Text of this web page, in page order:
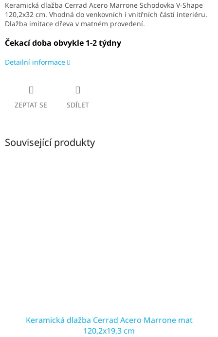
Keramická dlažba Cerrad Acero Marrone Schodovka V-Shape
120,2x32 cm. Vhodná do venkovních i vnitřních částí interiéru.
Dlažba imitace dřeva v matném provedení.
Čekací doba obvykle 1-2 týdny
Detailní informace
ZEPTAT SE SDÍLET
Související produkty
Keramická dlažba Cerrad Acero Marrone mat
120,2x19,3 cm